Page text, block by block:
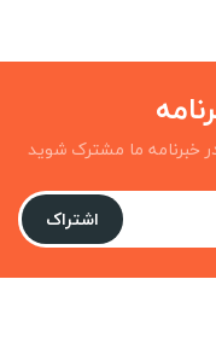
خبرنامه ما مشترک شوید
اشتراک